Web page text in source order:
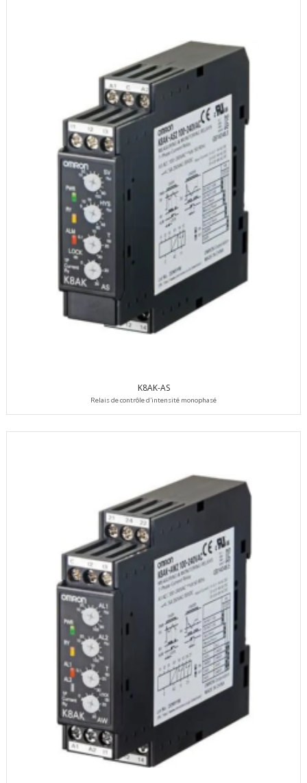
K8AK-AS
Relais de contrôle d'intensité monophasé